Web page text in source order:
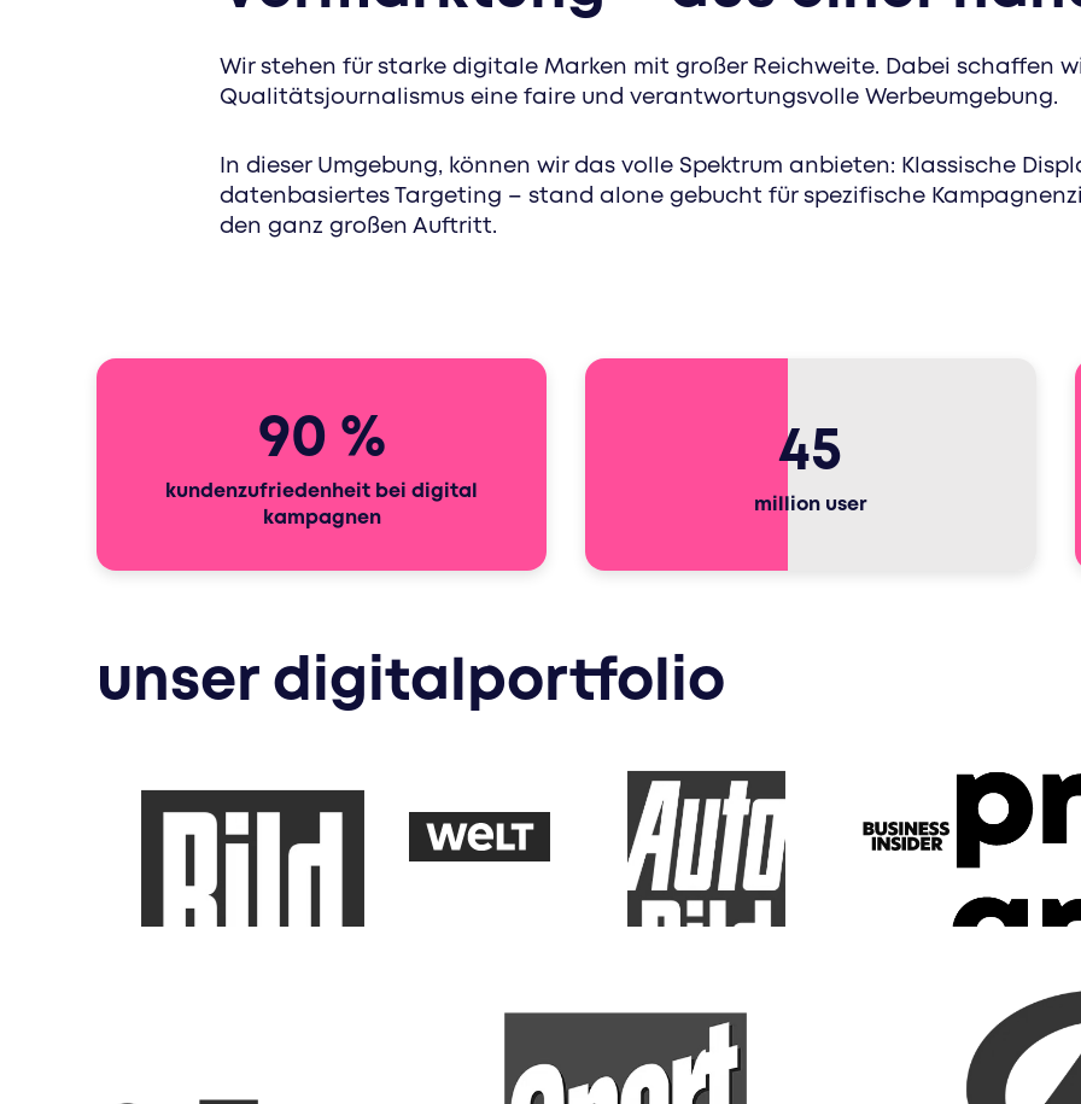
Wir stehen für starke digitale Marken mit großer Reichweite. Dabei schaffen
Qualitätsjournalismus eine faire und verantwortungsvolle Werbeumgebung.
In dieser Umgebung, können wir das volle Spektrum anbieten: Klassische
datenbasiertes Targeting – stand alone gebucht für spezifische
den ganz großen Auftritt.
90 %
kundenzufriedenheit bei digital
kampagnen
45
million user
unser digitalportfolio
welt
business insider